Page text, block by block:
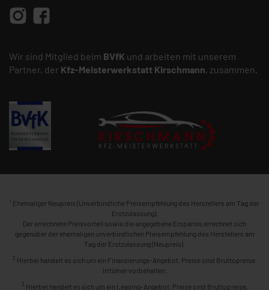
Wir sind Mitglied beim BVfK und arbeiten mit unserem
Partner, der Kfz-Meisterwerkstatt Kirschmann, zusammen.
1 Ehemaliger Neupreis (Unverbindliche Preisempfehlung des Herstellers am Tag der
Erstzulassung).
Der errechnete Preisvorteil sowie die angegebene Ersparnis errechnet sich
gegenüber der ehemaligen unverbindlichen Preisempfehlung des Herstellers am
Tag der Erstzulassung (Neupreis).
2 Hierbei handelt es sich um ein Finanzierungs-Angebot. Preise sind Bruttopreise.
Irrtümer vorbehalten.
3 Hierbei handelt es sich um ein Leasing-Angebot. Preise sind Bruttopreise.